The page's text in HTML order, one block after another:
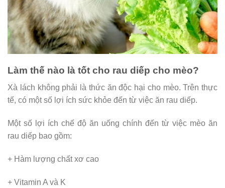
Làm thế nào là tốt cho rau diếp cho mèo?
Xà lách không phải là thức ăn độc hại cho mèo. Trên thực
tế, có một số lợi ích sức khỏe đến từ việc ăn rau diếp.
Một số lợi ích chế độ ăn uống chính đến từ việc mèo ăn
rau diếp bao gồm:
+ Hàm lượng chất xơ cao
+ Vitamin A và K